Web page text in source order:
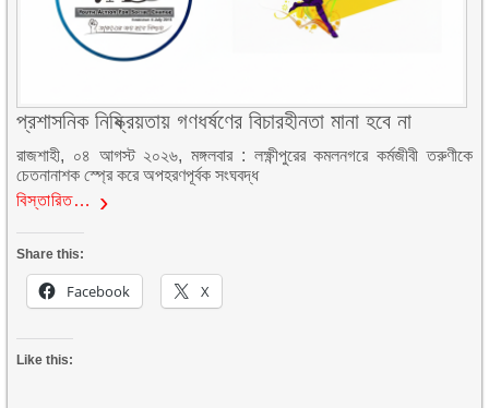
প্রশাসনিক নিষ্ক্রিয়তায় গণধর্ষণের বিচারহীনতা মানা হবে না
রাজশাহী, ০৪ আগস্ট ২০২৬, মঙ্গলবার : লক্ষ্ণীপুরের কমলনগরে কর্মজীবী তরুণীকে
চেতনানাশক স্প্রে করে অপহরণপূর্বক সংঘবদ্ধ
বিস্তারিত…
Share this:
Facebook X
Like this: